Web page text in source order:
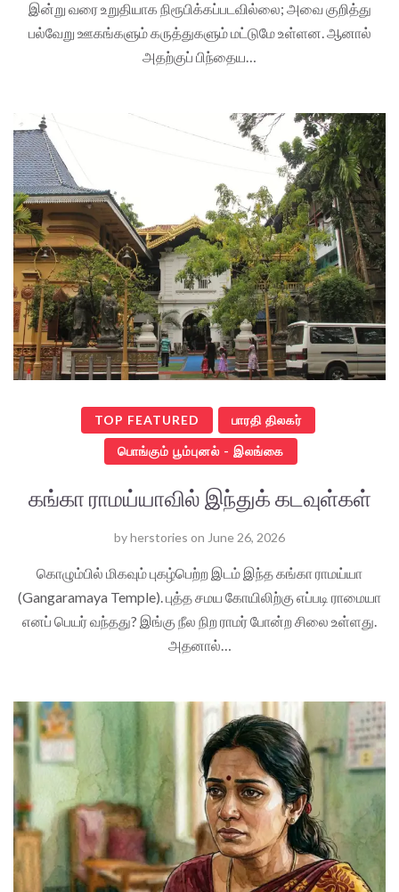
இன்று வரை உறுதியாக நிரூபிக்கப்படவில்லை; அவை குறித்து
பல்வேறு ஊகங்களும் கருத்துகளும் மட்டுமே உள்ளன. ஆனால்
அதற்குப் பிந்தைய…
TOP FEATURED பாரதி திலகர்
பொங்கும் பூம்புனல் - இலங்கை
கங்கா ராமய்யாவில் இந்துக் கடவுள்கள்
byherstories on June 26, 2026
கொழும்பில் மிகவும் புகழ்பெற்ற இடம் இந்த கங்கா ராமய்யா
(Gangaramaya Temple). புத்த சமய கோயிலிற்கு எப்படி ராமையா
எனப் பெயர் வந்தது? இங்கு நீல நிற ராமர் போன்ற சிலை உள்ளது.
அதனால்…